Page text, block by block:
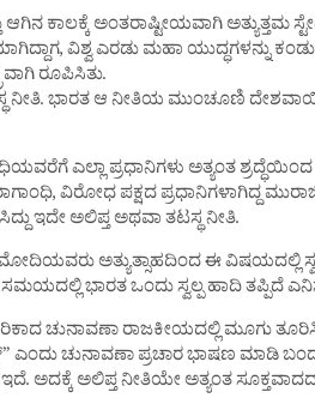
ಕಾಲಕ್ಕೆ ಅಂತರಾಷ್ಟೀಯವಾಗಿ
ವಿಶ್ವ ಎರಡು ಮಹಾ ಯುದ್ಧಗಳನ್ನು
ರೂಪಿಸಿತು.
ನೀತಿ. ಭಾರತ ಆ ನೀತಿಯ ಮುಂಚೂಣಿ
ಎಲ್ಲಾ ಪ್ರಧಾನಿಗಳು ಅತ್ಯಂತ
ವಿರೋಧ ಪಕ್ಷದ ಪ್ರಧಾನಿಗಳಾಗಿದ್ದ
ಇದೇ ಅಲಿಪ್ತ ಅಥವಾ ತಟಸ್ಥ ನೀತಿ.
ಅತ್ಯುತ್ಸಾಹದಿಂದ ಈ ವಿಷಯದಲ್ಲಿ
ಭಾರತ ಒಂದು ಸ್ವಲ್ಪ ಹಾದಿ ತಪ್ಪಿದೆ
ಚುನಾವಣಾ ರಾಜಕೀಯದಲ್ಲಿ ಮೂಗು
ಎಂದು ಚುನಾವಣಾ ಪ್ರಚಾರ ಭಾಷಣ ಮಾಡಿ
ಅದಕ್ಕೆ ಅಲಿಪ್ತ ನೀತಿಯೇ ಅತ್ಯಂತ